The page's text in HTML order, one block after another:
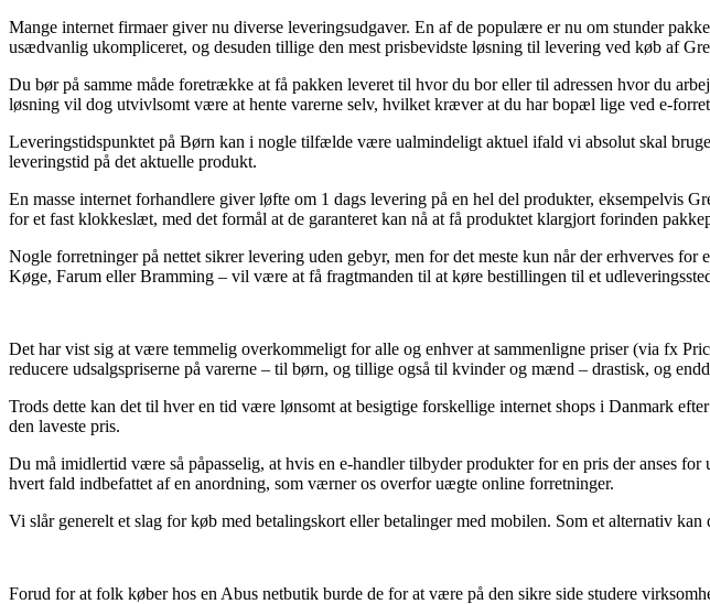
Mange internet firmaer giver nu diverse leveringsudgaver. En af de populære er nu om stunder
usædvanlig ukompliceret, og desuden tillige den mest prisbevidste løsning til levering ved køb af
Du bør på samme måde foretrække at få pakken leveret til hvor du bor eller til adressen hvor du
løsning vil dog utvivlsomt være at hente varerne selv, hvilket kræver at du har bopæl lige ved e-
Leveringstidspunktet på Børn kan i nogle tilfælde være ualmindeligt aktuel ifald vi absolut skal
leveringstid på det aktuelle produkt.
En masse internet forhandlere giver løfte om 1 dags levering på en hel del produkter,
for et fast klokkeslæt, med det formål at de garanteret kan nå at få produktet klargjort forinden
Nogle forretninger på nettet sikrer levering uden gebyr, men for det meste kun når der erhverves
Køge, Farum eller Bramming – vil være at få fragtmanden til at køre bestillingen til et
Det har vist sig at være temmelig overkommeligt for alle og enhver at sammenligne priser (via fx
reducere udsalgspriserne på varerne – til børn, og tillige også til kvinder og mænd – drastisk, og
Trods dette kan det til hver en tid være lønsomt at besigtige forskellige internet shops i Danmark
den laveste pris.
Du må imidlertid være så påpasselig, at hvis en e-handler tilbyder produkter for en pris der anses
hvert fald indbefattet af en anordning, som værner os overfor uægte online forretninger.
Vi slår generelt et slag for køb med betalingskort eller betalinger med mobilen. Som et alternativ
Forud for at folk køber hos en Abus netbutik burde de for at være på den sikre side studere